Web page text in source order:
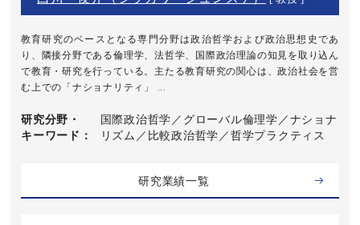
教育研究のベースとなる専門分野は政治哲学および政治思想史であ
り、隣接分野である倫理学、法哲学、国際政治理論の知見を取り込ん
で教育・研究を行っている。主たる教育研究の関心は、政治社会を営
む上での「ナショナリティ」 ...
研究分野・
キーワード
国際政治哲学／グローバル倫理学／ナショナ
リズム／比較政治哲学／哲学プラクティス
研究業績一覧